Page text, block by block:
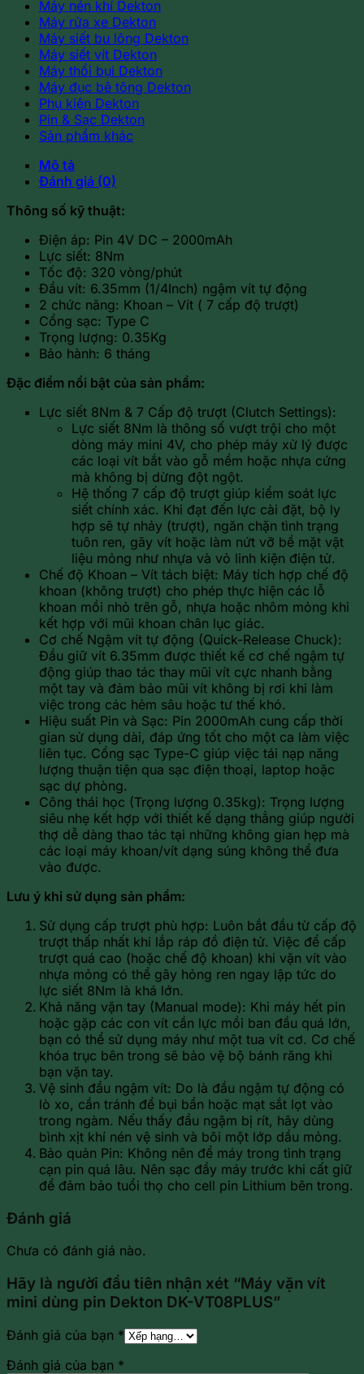
Máy nén khí Dekton
Máy rửa xe Dekton
Máy siết bu lông Dekton
Máy siết vít Dekton
Máy thổi bụi Dekton
Máy đục bê tông Dekton
Phụ kiện Dekton
Pin & Sạc Dekton
Sản phẩm khác
Mô tả
Đánh giá (0)
Thông số kỹ thuật:
Điện áp: Pin 4V DC – 2000mAh
Lực siết: 8Nm
Tốc độ: 320 vòng/phút
Đầu vít: 6.35mm (1/4Inch) ngậm vít tự động
2 chức năng: Khoan – Vít ( 7 cấp độ trượt)
Cổng sạc: Type C
Trọng lượng: 0.35Kg
Bảo hành: 6 tháng
Đặc điểm nổi bật của sản phẩm:
Lực siết 8Nm & 7 Cấp độ trượt (Clutch Settings):
Lực siết 8Nm là thông số vượt trội cho một
dòng máy mini 4V, cho phép máy xử lý được
các loại vít bắt vào gỗ mềm hoặc nhựa cứng
mà không bị dừng đột ngột.
Hệ thống 7 cấp độ trượt giúp kiểm soát lực
siết chính xác. Khi đạt đến lực cài đặt, bộ ly
hợp sẽ tự nhảy (trượt), ngăn chặn tình trạng
tuôn ren, gãy vít hoặc làm nứt vỡ bề mặt vật
liệu mỏng như nhựa và vỏ linh kiện điện tử.
Chế độ Khoan – Vít tách biệt: Máy tích hợp chế độ
khoan (không trượt) cho phép thực hiện các lỗ
khoan mồi nhỏ trên gỗ, nhựa hoặc nhôm mỏng khi
kết hợp với mũi khoan chân lục giác.
Cơ chế Ngậm vít tự động (Quick-Release Chuck):
Đầu giữ vít 6.35mm được thiết kế cơ chế ngậm tự
động giúp thao tác thay mũi vít cực nhanh bằng
một tay và đảm bảo mũi vít không bị rơi khi làm
việc trong các hẻm sâu hoặc tư thế khó.
Hiệu suất Pin và Sạc: Pin 2000mAh cung cấp thời
gian sử dụng dài, đáp ứng tốt cho một ca làm việc
liên tục. Cổng sạc Type-C giúp việc tái nạp năng
lượng thuận tiện qua sạc điện thoại, laptop hoặc
sạc dự phòng.
Công thái học (Trọng lượng 0.35kg): Trọng lượng
siêu nhẹ kết hợp với thiết kế dạng thẳng giúp người
thợ dễ dàng thao tác tại những không gian hẹp mà
các loại máy khoan/vít dạng súng không thể đưa
vào được.
Lưu ý khi sử dụng sản phẩm:
Sử dụng cấp trượt phù hợp: Luôn bắt đầu từ cấp độ
trượt thấp nhất khi lắp ráp đồ điện tử. Việc để cấp
trượt quá cao (hoặc chế độ khoan) khi vặn vít vào
nhựa mỏng có thể gây hỏng ren ngay lập tức do
lực siết 8Nm là khá lớn.
Khả năng vặn tay (Manual mode): Khi máy hết pin
hoặc gặp các con vít cần lực mồi ban đầu quá lớn,
bạn có thể sử dụng máy như một tua vít cơ. Cơ chế
khóa trục bên trong sẽ bảo vệ bộ bánh răng khi
bạn vặn tay.
Vệ sinh đầu ngậm vít: Do là đầu ngậm tự động có
lò xo, cần tránh để bụi bẩn hoặc mạt sắt lọt vào
trong ngàm. Nếu thấy đầu ngậm bị rít, hãy dùng
bình xịt khí nén vệ sinh và bôi một lớp dầu mỏng.
Bảo quản Pin: Không nên để máy trong tình trạng
cạn pin quá lâu. Nên sạc đầy máy trước khi cất giữ
để đảm bảo tuổi thọ cho cell pin Lithium bên trong.
Đánh giá
Chưa có đánh giá nào.
Hãy là người đầu tiên nhận xét “Máy vặn vít
mini dùng pin Dekton DK-VT08PLUS”
Đánh giá của bạn *
Đánh giá của bạn *